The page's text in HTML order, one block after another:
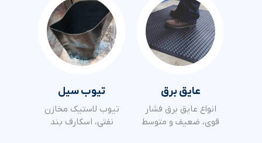
عایق برق
انواع عایق برق فشار
قوی، ضعیف و متوسط
تیوب سیل
تیوب لاستیک مخازن
نفتی، اسکارف بند